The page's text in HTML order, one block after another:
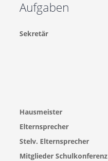
Aufgaben
Sekretär
Hausmeister
Elternsprecher
Stelv. Elternsprecher
Mitglieder Schulkonferenz